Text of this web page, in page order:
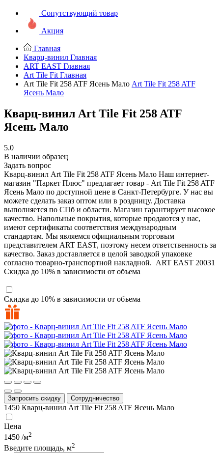
Сопутствующий товар
Акция
Главная
Кварц-винил Главная
ART EAST Главная
Art Tile Fit Главная
Art Tile Fit 258 ATF Ясень Мало Art Tile Fit 258 ATF
Ясень Мало
Кварц-винил Art Tile Fit 258 ATF
Ясень Мало
5.0
В наличии образец
Задать вопрос
Кварц-винил Art Tile Fit 258 ATF Ясень Мало Наш интернет-
магазин "Паркет Плюс" предлагает товар - Art Tile Fit 258 ATF
Ясень Мало по доступной цене в Санкт-Петербурге. У нас вы
можете сделать заказ оптом или в роздницу. Доставка
выполняется по СПб и области. Магазин гарантирует высокое
качество. Напольные покрытия, которые продаются у нас,
имеют сертификаты соответствия международным
стандартам. Мы являемся официальным торговым
представителем ART EAST, поэтому несем ответственность за
качество. Заказ доставляется в целой заводкой упаковке
согласно товарно-транспортной накладной. ART EAST 20031
Скидка до 10% в зависимости от объема
Скидка до 10% в зависимости от объема
Запросить скидку Сотрудничество
1450 Кварц-винил Art Tile Fit 258 ATF Ясень Мало
Цена
1450 /м2
Введите площадь, м2